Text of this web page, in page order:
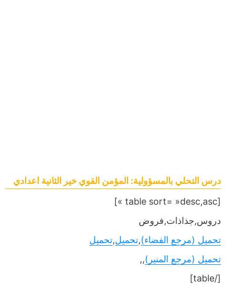
درس التحلي بالمسؤولية: المؤمن القوي خير الثانية اعدادي
[table sort= »desc,asc »]
دروس,جذاذات,فروض
تحميل (مرجع الفضاء),تحميل,تحميل
تحميل (مرجع المنير),,
[/table]